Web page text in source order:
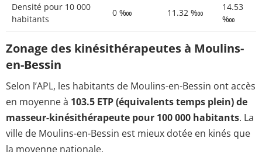
Densité pour 10 000
habitants
0 ‱ 11.32 ‱
14.53
‱
Zonage des kinésithérapeutes à Moulins-
en-Bessin
Selon l’APL, les habitants de Moulins-en-Bessin ont accès
en moyenne à 103.5 ETP (équivalents temps plein) de
masseur-kinésithérapeute pour 100 000 habitants. La
ville de Moulins-en-Bessin est mieux dotée en kinés que
la moyenne nationale.